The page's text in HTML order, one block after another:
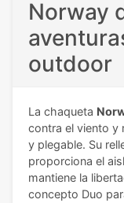
Norway
outdoor
La chaqueta
contra el viento y
y plegable. Su
proporciona el
mantiene la
concepto Duo